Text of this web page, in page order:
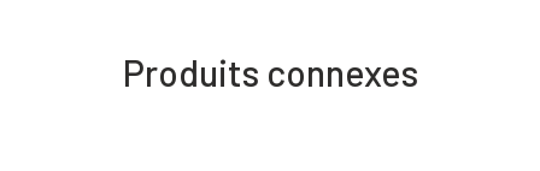
Produits connexes